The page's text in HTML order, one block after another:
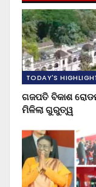
TODAY'S
ଗଜପତି ବିକାଶ
ମିଳିଲା ଗୁରୁତ୍ୱ